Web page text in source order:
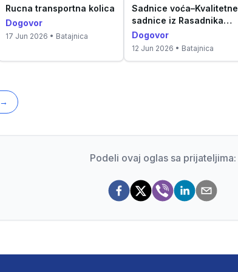
Rucna transportna kolica
Dogovor
17 Jun 2026 • Batajnica
Sadnice voća–Kvalitetne
sadnice iz Rasadnika
Antić
Dogovor
12 Jun 2026 • Batajnica
→
Podeli ovaj oglas sa prijateljima: